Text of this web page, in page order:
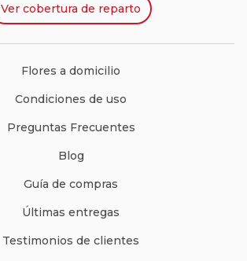
Ver cobertura de reparto
Flores a domicilio
Condiciones de uso
Preguntas Frecuentes
Blog
Guía de compras
Últimas entregas
Testimonios de clientes